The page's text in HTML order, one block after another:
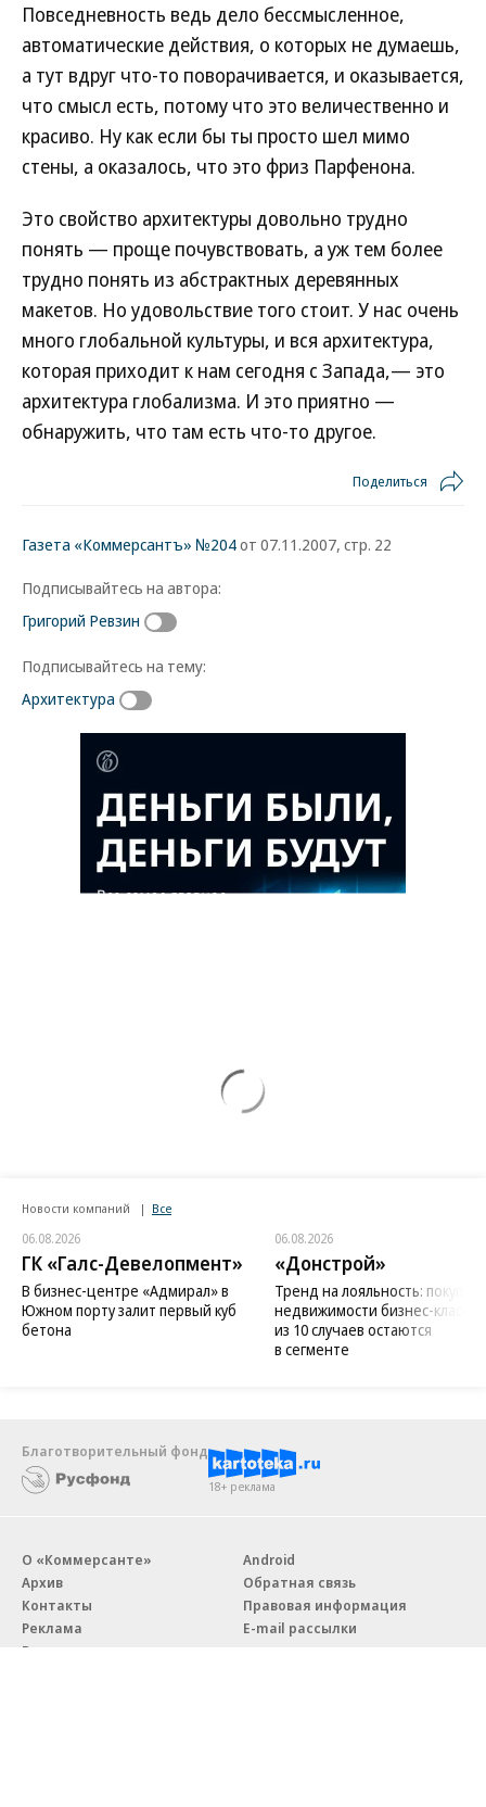
Повседневность ведь дело бессмысленное,
автоматические действия, о которых не думаешь,
а тут вдруг что-то поворачивается, и оказывается,
что смысл есть, потому что это величественно и
красиво. Ну как если бы ты просто шел мимо
стены, а оказалось, что это фриз Парфенона.
Это свойство архитектуры довольно трудно
понять — проще почувствовать, а уж тем более
трудно понять из абстрактных деревянных
макетов. Но удовольствие того стоит. У нас очень
много глобальной культуры, и вся архитектура,
которая приходит к нам сегодня с Запада,— это
архитектура глобализма. И это приятно —
обнаружить, что там есть что-то другое.
Поделиться
Газета «Коммерсантъ» №204от 07.11.2007, стр. 22
Подписывайтесь на автора:
Григорий Ревзин
Подписывайтесь на тему:
Архитектура
Новости компаний Все
06.08.2026
ГК «Галс-Девелопмент»
В бизнес-центре «Адмирал» в
Южном порту залит первый куб
бетона
06.08.2026
«Донстрой»
Тренд на лояльность:
недвижимости бизнес-класса
из 10 случаев остаются
в сегменте
Благотворительный фонд
18+ реклама
О «Коммерсанте»
Архив
Контакты
Реклама
Вакансии
Android
Обратная связь
Правовая информация
E-mail рассылки